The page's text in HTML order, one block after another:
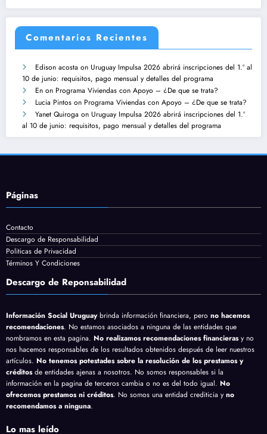
Comentarios Recientes
Edison acosta on Uruguay Impulsa 2026 abrirá inscripciones del 1.º al
10 de junio: requisitos, pago mensual y detalles del programa
En on Programa Viviendas con Apoyo – ¿De que se trata?
Lucia Pintos on Programa Viviendas con Apoyo – ¿De que se trata?
Yanet Quiroga on Uruguay Impulsa 2026 abrirá inscripciones del 1.º
al 10 de junio: requisitos, pago mensual y detalles del programa
Páginas
Contacto
Descargo de Responsabilidad
Politicas de Privacidad
Términos Y Condiciones
Descargo de Reponsabilidad
Información Social Uruguaybrinda información financiera, pero no hacemos
recomendaciones. No estamos asociados a ninguna de las entidades que
nombramos en esta pagina. No realizamos recomendaciones financierasy no
nos hacemos responsables de los resultados obtenidos después de leer nuestros
artículos. No tenemos potestades sobre la resolución de los prestamos y
créditosde entidades ajenas a nosotros. No somos responsables si la
información en la pagina de terceros cambia o no es del todo igual. No
ofrecemos prestamos ni créditos. No somos una entidad crediticia y no
recomendamos a ninguna.
Lo mas leído